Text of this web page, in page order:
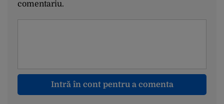
comentariu.
Intră în cont pentru a comenta